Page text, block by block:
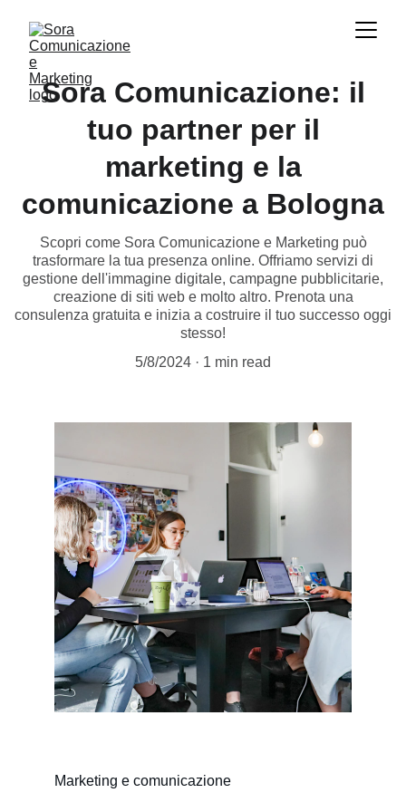
Sora Comunicazione: il
tuo partner per il
marketing e la
comunicazione a Bologna
Scopri come Sora Comunicazione e Marketing può
trasformare la tua presenza online. Offriamo servizi di
gestione dell'immagine digitale, campagne pubblicitarie,
creazione di siti web e molto altro. Prenota una
consulenza gratuita e inizia a costruire il tuo successo oggi
stesso!
5/8/2024
1 min read
Marketing e comunicazione